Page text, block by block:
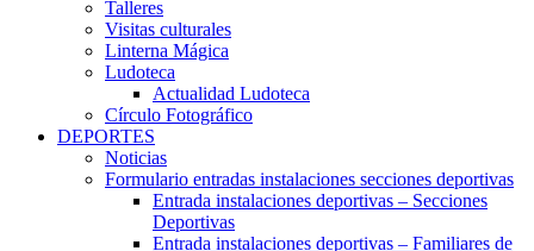
Talleres
Visitas culturales
Linterna Mágica
Ludoteca
Actualidad Ludoteca
Círculo Fotográfico
DEPORTES
Noticias
Formulario entradas instalaciones secciones deportivas
Entrada instalaciones deportivas – Secciones
Deportivas
Entrada instalaciones deportivas – Familiares de